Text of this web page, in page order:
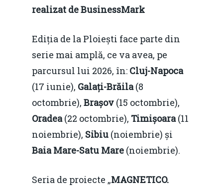
realizat de BusinessMark
Ediția de la Ploiești face parte din
serie mai amplă, ce va avea, pe
parcursul lui 2026, în: Cluj-Napoca
(17 iunie), Galați-Brăila(8
octombrie), Brașov (15 octombrie),
Oradea(22 octombrie), Timișoara(11
noiembrie), Sibiu (noiembrie) și
Baia Mare-Satu Mare (noiembrie).
Seria de proiecte „MAGNETICO.